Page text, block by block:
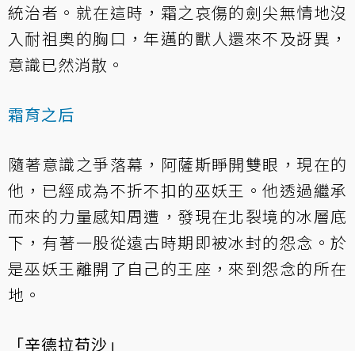
統治者。就在這時，霜之哀傷的劍尖無情地沒
入耐祖奧的胸口，年邁的獸人還來不及訝異，
意識已然消散。
霜育之后
隨著意識之爭落幕，阿薩斯睜開雙眼，現在的
他，已經成為不折不扣的巫妖王。他透過繼承
而來的力量感知周遭，發現在北裂境的冰層底
下，有著一股從遠古時期即被冰封的怨念。於
是巫妖王離開了自己的王座，來到怨念的所在
地。
「辛德拉苟沙」